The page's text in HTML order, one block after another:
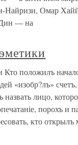
Найризи, Омар
— на
Кто положилъ
«изобр?лъ» счетъ,
лицо,
порохъ и
кто открылъ